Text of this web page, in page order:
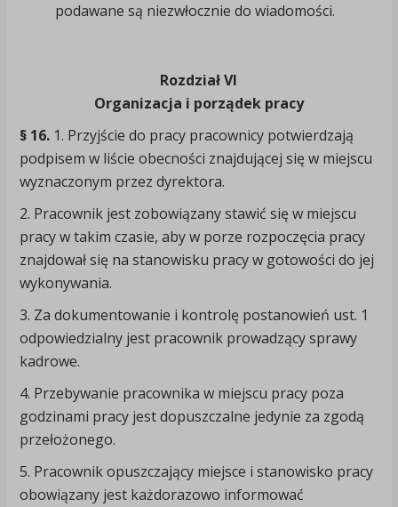
podawane są niezwłocznie do wiadomości.
Rozdział VI
Organizacja i porządek pracy
§ 16. 1. Przyjście do pracy pracownicy potwierdzają
podpisem w liście obecności znajdującej się w miejscu
wyznaczonym przez dyrektora.
2. Pracownik jest zobowiązany stawić się w miejscu
pracy w takim czasie, aby w porze rozpoczęcia pracy
znajdował się na stanowisku pracy w gotowości do jej
wykonywania.
3. Za dokumentowanie i kontrolę postanowień ust. 1
odpowiedzialny jest pracownik prowadzący sprawy
kadrowe.
4. Przebywanie pracownika w miejscu pracy poza
godzinami pracy jest dopuszczalne jedynie za zgodą
przełożonego.
5. Pracownik opuszczający miejsce i stanowisko pracy
obowiązany jest każdorazowo informować